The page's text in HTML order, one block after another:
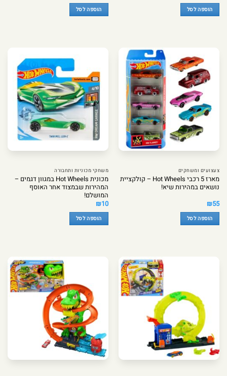
הוספה לסל הוספה לסל
צעצועים ומשחקים
מארז 5 רכבי Hot Wheels – קולקציית
נושאים במהירות שיא!
₪55
הוספה לסל
משחקי מכוניות ותחבורה
מכונית Hot Wheels במגוון דגמים –
המהירות שבמצוד אחר האוסף
המושלם!
₪10
הוספה לסל